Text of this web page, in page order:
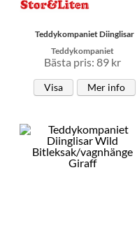
Teddykompaniet Diinglisar
Teddykompaniet
Bästa pris: 89 kr
Visa Mer info